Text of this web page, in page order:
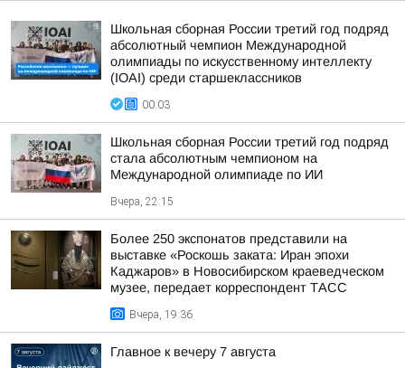
Школьная сборная России третий год подряд
абсолютный чемпион Международной
олимпиады по искусственному интеллекту
(IOAI) среди старшеклассников
00:03
Школьная сборная России третий год подряд
стала абсолютным чемпионом на
Международной олимпиаде по ИИ
Вчера, 22:15
Более 250 экспонатов представили на
выставке «Роскошь заката: Иран эпохи
Каджаров» в Новосибирском краеведческом
музее, передает корреспондент ТАСС
Вчера, 19:36
Главное к вечеру 7 августа